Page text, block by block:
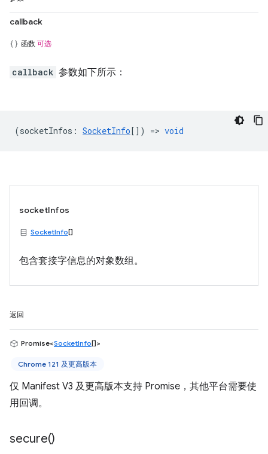
callback
函数 可选
callback 参数如下所示：
(socketInfos : SocketInfo[]) => void
socketInfos
SocketInfo[]
包含套接字信息的对象数组。
返回
Promise<SocketInfo[]>
Chrome 121 及更高版本
仅 Manifest V3 及更高版本支持 Promise，其他平台需要使
用回调。
secure()